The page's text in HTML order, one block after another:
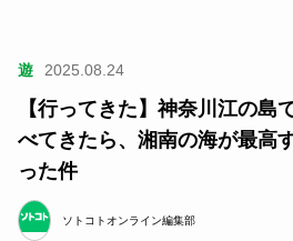
遊 2025.08.24
【行ってきた】神奈川江の島
べてきたら、湘南の海が最高
った件
ソトコトオンライン編集部